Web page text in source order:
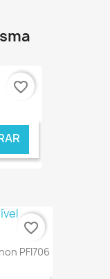
ONLINE
favorite_border
PFI706
favorite_border